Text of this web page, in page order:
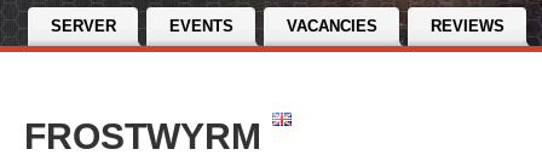
SERVER EVENTS VACANCIES REVIEWS
FROSTWYRM